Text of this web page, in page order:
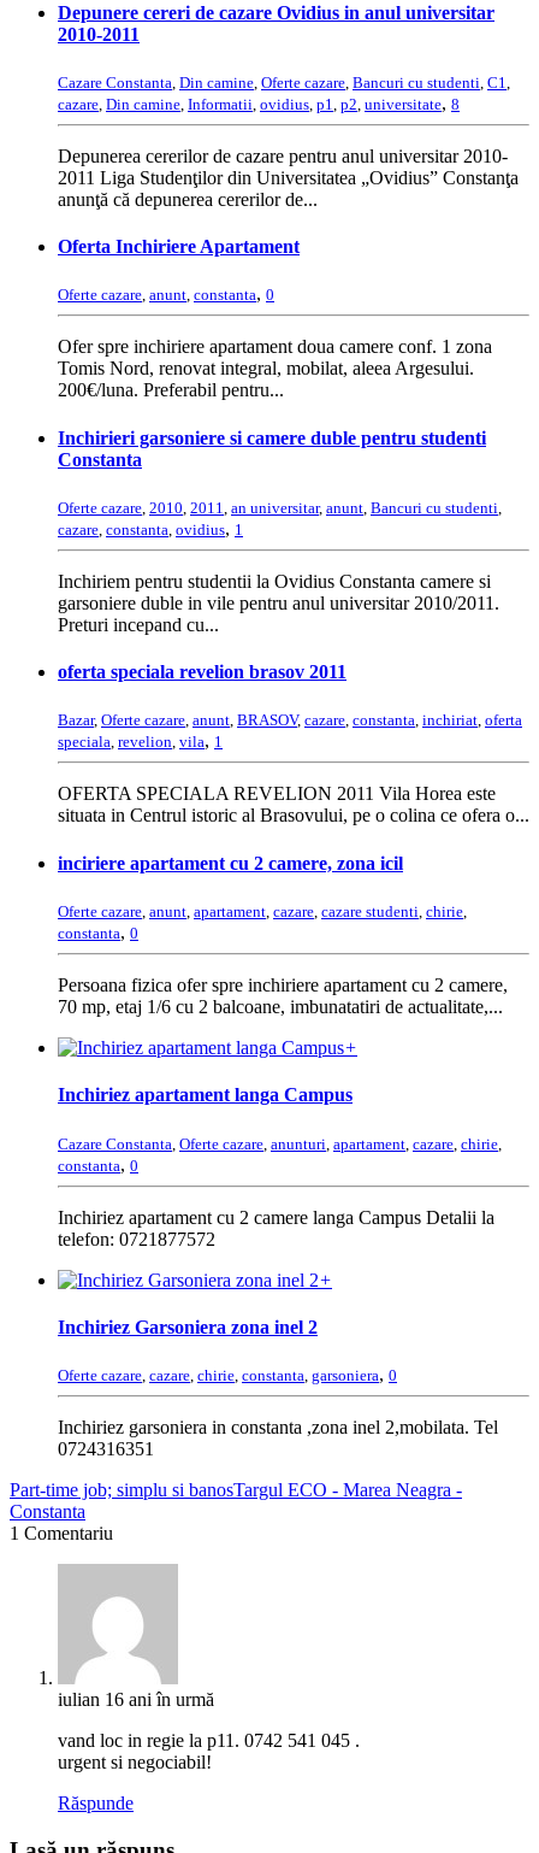
Depunere cereri de cazare Ovidius in anul universitar
2010-2011
Cazare Constanta Din camine Oferte cazare Bancuri cu studenti C1
cazare Din camine Informatii ovidius p1 p2 universitate, 8
Depunerea cererilor de cazare pentru anul universitar 2010-
2011 Liga Studenţilor din Universitatea „Ovidius” Constanţa
anunţă că depunerea cererilor de...
Oferta Inchiriere Apartament
Oferte cazare, anunt, constanta, 0
Ofer spre inchiriere apartament doua camere conf. 1 zona
Tomis Nord, renovat integral, mobilat, aleea Argesului.
200€/luna. Preferabil pentru...
Inchirieri garsoniere si camere duble pentru studenti
Constanta
Oferte cazare 2010 2011 an universitar, anunt Bancuri cu studenti
cazare constanta ovidius, 1
Inchiriem pentru studentii la Ovidius Constanta camere si
garsoniere duble in vile pentru anul universitar 2010/2011.
Preturi incepand cu...
oferta speciala revelion brasov 2011
Bazar, Oferte cazare, anunt, BRASOV, cazare, constanta, inchiriat, oferta
speciala, revelion, vila, 1
OFERTA SPECIALA REVELION 2011 Vila Horea este
situata in Centrul istoric al Brasovului, pe o colina ce ofera o...
inciriere apartament cu 2 camere, zona icil
Oferte cazare, anunt, apartament, cazare, cazare studenti, chirie,
constanta, 0
Persoana fizica ofer spre inchiriere apartament cu 2 camere,
70 mp, etaj 1/6 cu 2 balcoane, imbunatatiri de actualitate,...
+
Inchiriez apartament langa Campus
Cazare Constanta Oferte cazare anunturi apartament cazare chirie
constanta, 0
Inchiriez apartament cu 2 camere langa Campus Detalii la
telefon: 0721877572
+
Inchiriez Garsoniera zona inel 2
Oferte cazare, cazare, chirie, constanta, garsoniera, 0
Inchiriez garsoniera in constanta ,zona inel 2,mobilata. Tel
0724316351
Part-time job; simplu si banosTargul ECO - Marea Neagra -
Constanta
1 Comentariu
iulian 16 ani în urmă
vand loc in regie la p11. 0742 541 045 .
urgent si negociabil!
Răspunde